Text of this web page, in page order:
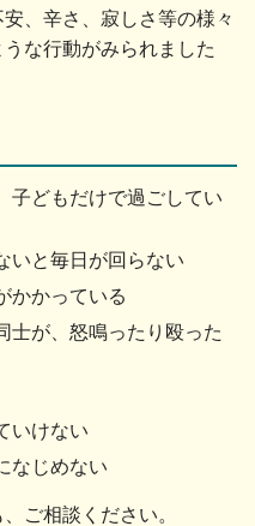
、辛さ、寂しさ等の様々
な行動がみられました
子どもだけで過ごしてい
いと毎日が回らない
かかっている
士が、怒鳴ったり殴った
いけない
なじめない
ご相談ください。